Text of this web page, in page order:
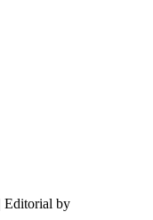
Editorial by